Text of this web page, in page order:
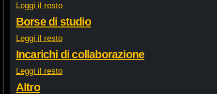
Leggi il resto
Borse di studio
Leggi il resto
Incarichi di collaborazione
Leggi il resto
Altro